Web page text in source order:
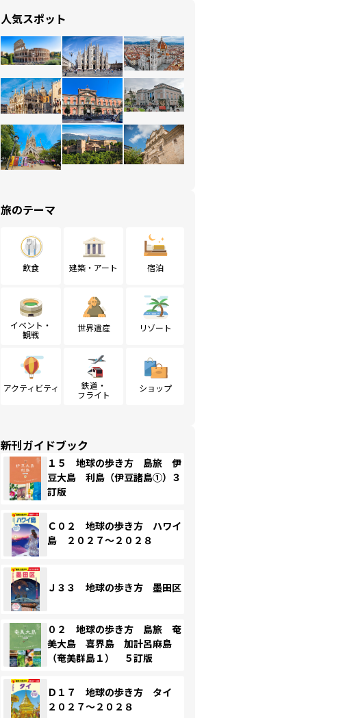
人気スポット
旅のテーマ
飲食 建築・アート 宿泊
イベント・
観戦
世界遺産 リゾート
アクティビティ
鉄道・
フライト
ショップ
新刊ガイドブック
１５ 地球の歩き方 島旅 伊
豆大島 利島（伊豆諸島①）３
訂版
Ｃ０２ 地球の歩き方 ハワイ
島 ２０２７～２０２８
Ｊ３３ 地球の歩き方 墨田区
０２ 地球の歩き方 島旅 奄
美大島 喜界島 加計呂麻島
（奄美群島１） ５訂版
Ｄ１７ 地球の歩き方 タイ
２０２７～２０２８